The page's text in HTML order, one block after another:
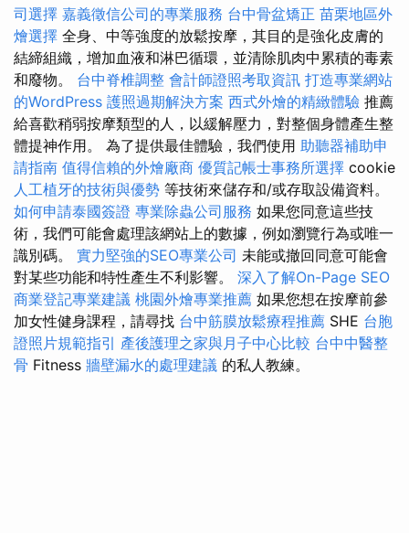
司選擇 嘉義徵信公司的專業服務 台中骨盆矯正 苗栗地區外
燴選擇 全身、中等強度的放鬆按摩，其目的是強化皮膚的
結締組織，增加血液和淋巴循環，並清除肌肉中累積的毒素
和廢物。 台中脊椎調整 會計師證照考取資訊 打造專業網站
的WordPress 護照過期解決方案 西式外燴的精緻體驗 推薦
給喜歡稍弱按摩類型的人，以緩解壓力，對整個身體產生整
體提神作用。 為了提供最佳體驗，我們使用 助聽器補助申
請指南 值得信賴的外燴廠商 優質記帳士事務所選擇 cookie
人工植牙的技術與優勢 等技術來儲存和/或存取設備資料。
如何申請泰國簽證 專業除蟲公司服務 如果您同意這些技
術，我們可能會處理該網站上的數據，例如瀏覽行為或唯一
識別碼。 實力堅強的SEO專業公司 未能或撤回同意可能會
對某些功能和特性產生不利影響。 深入了解On-Page SEO
商業登記專業建議 桃園外燴專業推薦 如果您想在按摩前參
加女性健身課程，請尋找 台中筋膜放鬆療程推薦 SHE 台胞
證照片規範指引 產後護理之家與月子中心比較 台中中醫整
骨 Fitness 牆壁漏水的處理建議 的私人教練。